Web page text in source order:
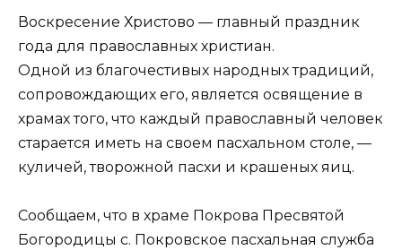
Воскресение Христово — главный праздник
года для православных христиан.
Одной из благочестивых народных традиций,
сопровождающих его, является освящение в
храмах того, что каждый православный человек
старается иметь на своем пасхальном столе, —
куличей, творожной пасхи и крашеных яиц.
Сообщаем, что в храме Покрова Пресвятой
Богородицы с. Покровское пасхальная служба